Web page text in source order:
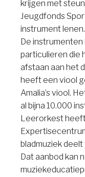
krijgen met
Jeugdfonds
instrument lenen.
De
particulieren die
afstaan aan het
heeft een viool
Amalia’s viool.
al bijna 10.000
Leerorkest
bladmuziek
Dat aanbod kan